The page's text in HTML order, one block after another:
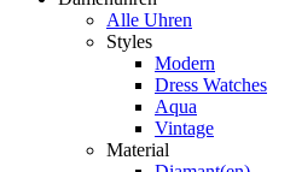
Alle Uhren
Styles
Modern
Dress Watches
Aqua
Vintage
Material